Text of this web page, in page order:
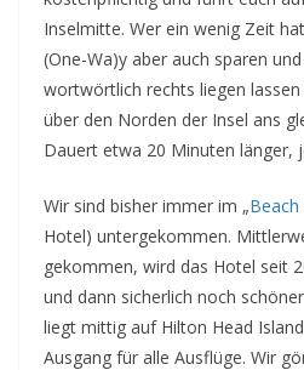
Inselmitte. Wer ein wenig Zeit
(One-Wa)y aber auch sparen
wortwörtlich rechts liegen
über den Norden der Insel ans
Dauert etwa 20 Minuten länger,
Wir sind bisher immer im „Beach
Hotel) untergekommen.
gekommen, wird das Hotel seit
und dann sicherlich noch
liegt mittig auf Hilton Head
Ausgang für alle Ausflüge. Wir